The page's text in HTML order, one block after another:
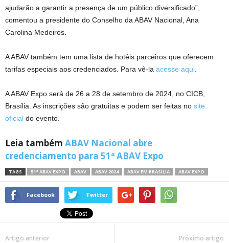
ajudarão a garantir a presença de um público diversificado”,
comentou a presidente do Conselho da ABAV Nacional, Ana
Carolina Medeiros.
A ABAV também tem uma lista de hotéis parceiros que oferecem
tarifas especiais aos credenciados. Para vê-la acesse aqui
A ABAV Expo será de 26 a 28 de setembro de 2024, no CICB,
Brasília. As inscrições são gratuitas e podem ser feitas no site
oficial do evento.
Leia também ABAV Nacional abre
credenciamento para 51ª ABAV Expo
TAGS 51ª ABAV EXPO ABAV ABAV 2024 ABAV EM BRASILIA ABAV EXPO
Facebook Twitter
Artigo anterior Próximo artigo